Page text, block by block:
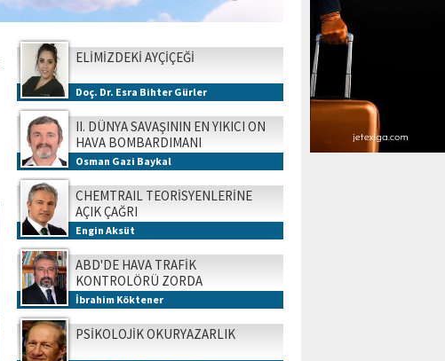
ELİMİZDEKİ AYÇİÇEĞİ
Doç. Dr. Esra Bihter Gürler
II. DÜNYA SAVAŞININ EN YIKICI ON
HAVA BOMBARDIMANI
Osman Gazi Baykal
CHEMTRAIL TEORİSYENLERİNE
AÇIK ÇAĞRI
Engin Aksüt
ABD'DE HAVA TRAFİK
KONTROLÖRÜ ZORDA
İbrahim Köktener
PSİKOLOJİK OKURYAZARLIK